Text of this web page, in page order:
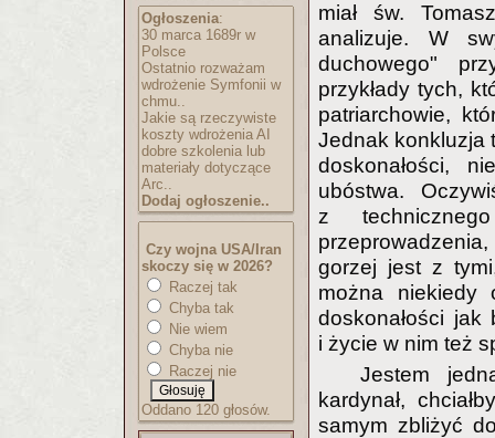
Ogłoszenia:
30 marca 1689r w
Polsce
Ostatnio rozważam
wdrożenie Symfonii w
chmu..
Jakie są rzeczywiste
koszty wdrożenia AI
dobre szkolenia lub
materiały dotyczące
Arc..
Dodaj ogłoszenie..
Czy wojna USA/Iran
skoczy się w 2026?
Raczej tak
Chyba tak
Nie wiem
Chyba nie
Raczej nie
Oddano 120 głosów.
miał św.
analizuje. W
duchowego"
przykłady tych,
patriarchowie,
Jednak konkluzja
doskonałości,
ubóstwa.
z
gorzej jest z
można niekiedy
doskonałości
i życie w nim też
Jestem
kardynał,
samym zbliżyć